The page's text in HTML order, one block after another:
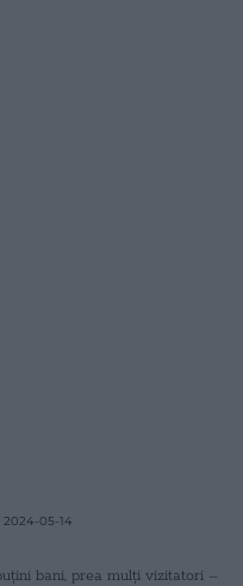
2024-05-14
bani, prea mulți vizitatori –